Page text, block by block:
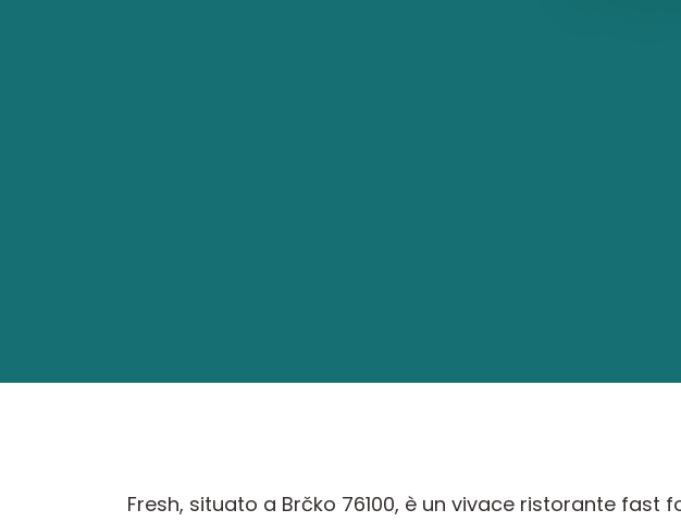
Fresh, situato a Brčko 76100, è un vivace ristorante